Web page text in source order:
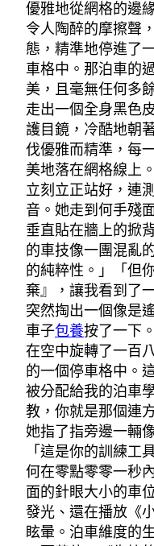
優雅地從網格的邊
令人陶醉的摩擦聲
態，精準地停進了
車格中。那泊車的
美，且毫無任何多
走出一個全身黑色
護目鏡，冷酷地朝
伐優雅而精準，每
美地落在網格線上
立刻立正站好，連
音。她走到何手殘
垂直貼在牆上的掀
的車技像一團混亂
的純粹性。」「但
棄』，讓我看到了
突然掏出一個像是
車子包養按了一下
在空中旋轉了一百
的一個停車格中。
被分配給我的泊車
教，你就是那個連
她指了指旁邊一輛
「這是你的訓練工
何在零點零零一秒
面的針眼大小的車
發光、還在播放《
眩暈。泊車維度的